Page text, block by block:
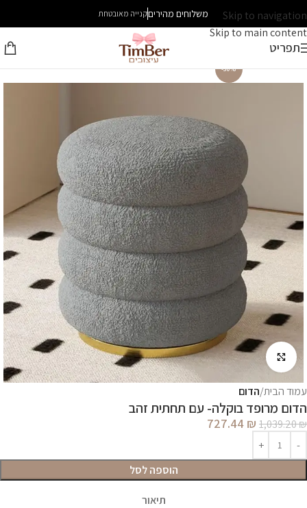
Skip to navigation
Skip to main content
משלוחים מהיריםקנייה מאובטחת
תפריט
עמוד הבית הדום
הדום מרופד בוקלה- עם תחתית זהב
1,039.20₪
727.44 ₪
הוספה לסל
תיאור
-30%
לחץ להגדלה